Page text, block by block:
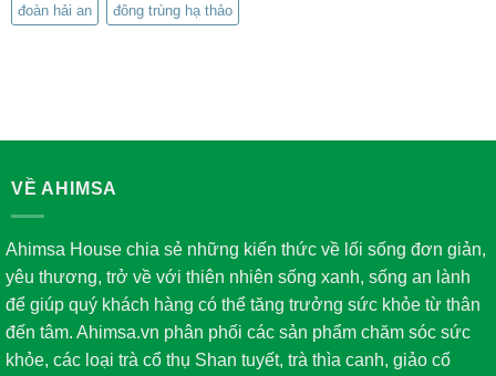
đoàn hải an đông trùng hạ thảo
VỀ AHIMSA
Ahimsa House chia sẻ những kiến thức về lối sống đơn giản,
yêu thương, trở về với thiên nhiên sống xanh, sống an lành
để giúp quý khách hàng có thể tăng trưởng sức khỏe từ thân
đến tâm. Ahimsa.vn phân phối các sản phẩm chăm sóc sức
khỏe, các loại trà cổ thụ Shan tuyết, trà thìa canh, giảo cổ